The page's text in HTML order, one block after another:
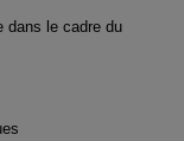
dans le cadre du